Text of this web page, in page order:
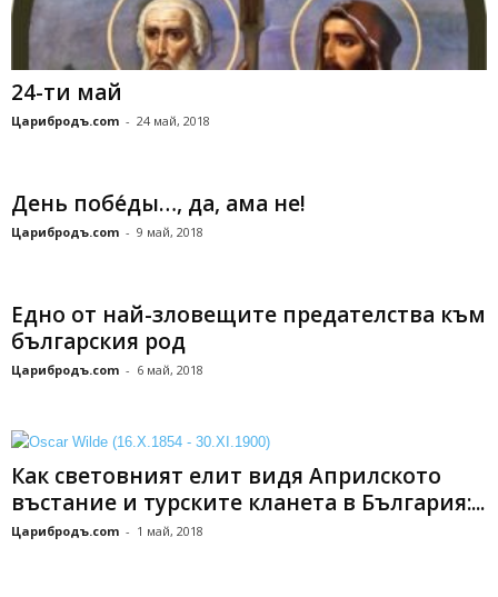
24-ти май
Царибродъ.com - 24 май, 2018
День побе́ды…, да, ама не!
Царибродъ.com - 9 май, 2018
Eдно от най-зловещите предателства към
българския род
Царибродъ.com - 6 май, 2018
Как световният елит видя Априлското
въстание и турските кланета в България:...
Царибродъ.com - 1 май, 2018